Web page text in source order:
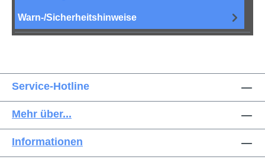
Warn-/Sicherheitshinweise
Service-Hotline
Mehr über...
Informationen